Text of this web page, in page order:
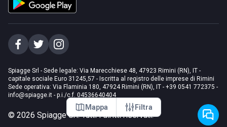
Mappa Filtra
Spiagge Srl - Sede legale: Via Marecchiese 48, 47923 Rimini (RN), IT -
capitale sociale Euro 31245,57 - Iscritta al registro delle imprese di Rimini
Sede operativa: Via Flaminia 180, 47924 Rimini (RN), IT - +39 0541 772375 -
info@spiagge.it - p.i./c.f. 04536640404
© 2026 Spiagge Srl. Tutti i diritti riservati.